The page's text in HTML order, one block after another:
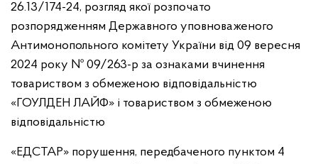
26.13/174-24, розгляд якої розпочато
розпорядженням Державного уповноваженого
Антимонопольного комітету України від 09 вересня
2024 року № 09/263-р за ознаками вчинення
товариством з обмеженою відповідальністю
«ГОУЛДЕН ЛАЙФ» і товариством з обмеженою
відповідальністю
«ЕДСТАР» порушення, передбаченого пунктом 4